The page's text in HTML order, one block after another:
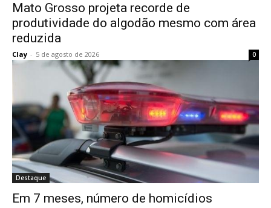
Mato Grosso projeta recorde de
produtividade do algodão mesmo com área
reduzida
Clay - 5 de agosto de 2026 0
Destaque
Em 7 meses, número de homicídios